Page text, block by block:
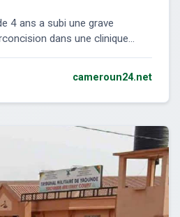
4 ans a subi une grave
dans une clinique...
cameroun24.net